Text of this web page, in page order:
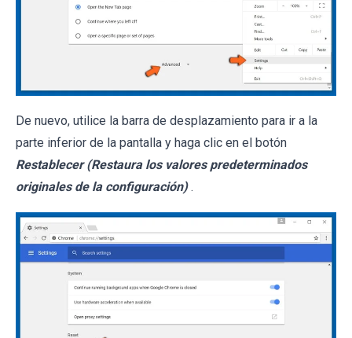
De nuevo, utilice la barra de desplazamiento para ir a la
parte inferior de la pantalla y haga clic en el botón
Restablecer (Restaura los valores predeterminados
originales de la configuración) .